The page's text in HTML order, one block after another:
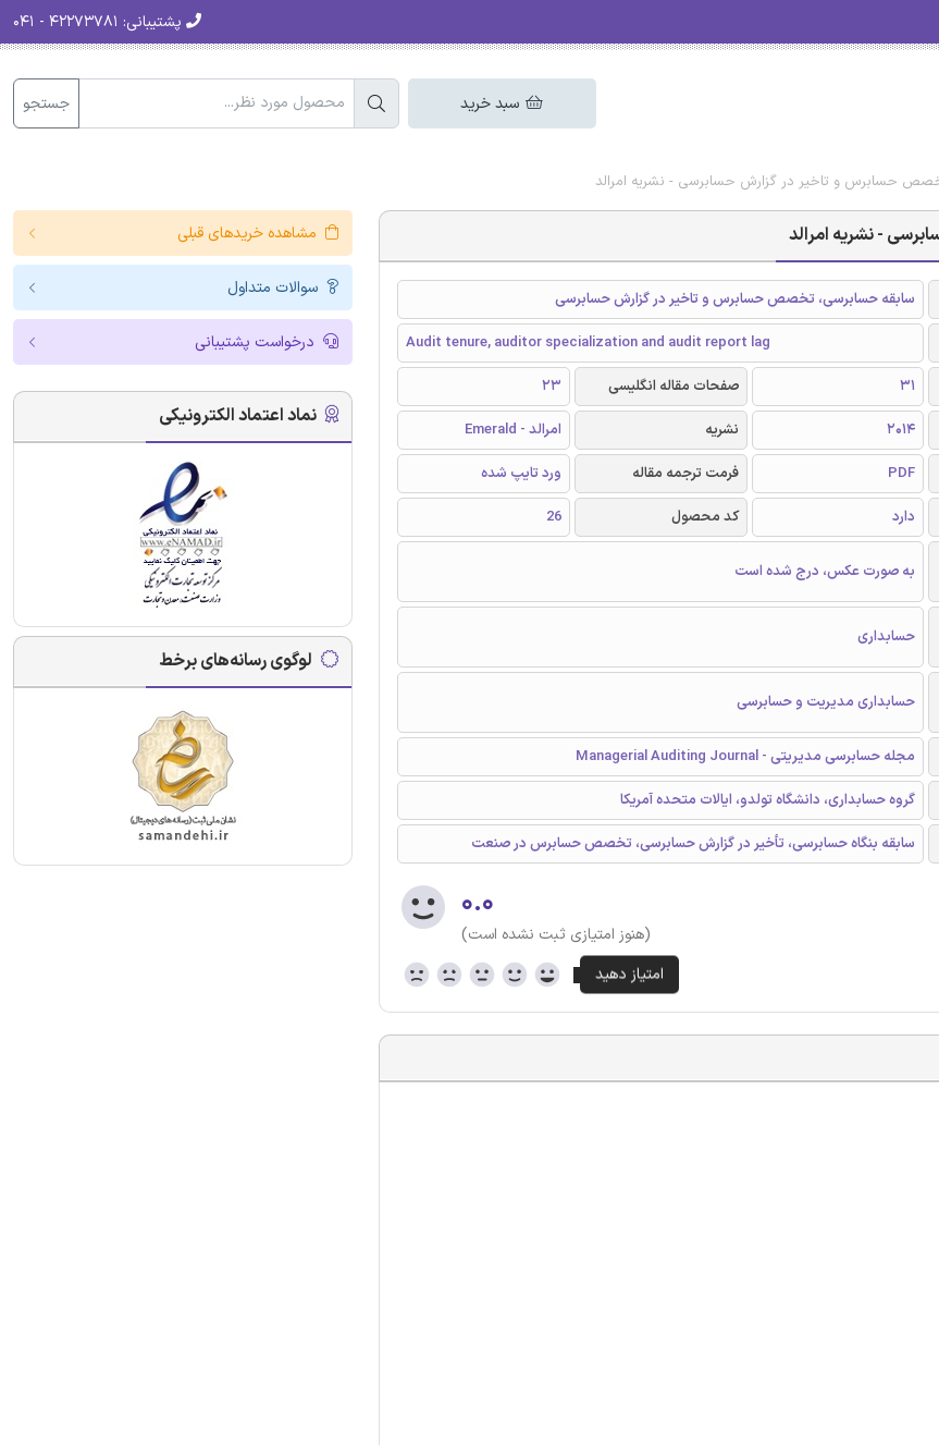
پشتیبانی:
سبد خرید جستجو
حسابرس و تاخیر در گزارش حسابرسی - نشریه امرالد
- نشریه امرالد
سابقه حسابرسی، تخصص حسابرس و تاخیر در گزارش حسابرسی
Audit tenure, auditor specialization and audit report lag
31 صفحات مقاله انگلیسی
23
2014 نشریه
امرالد - Emerald
PDF فرمت ترجمه مقاله
ورد تایپ شده
دارد کد محصول
26
به صورت عکس، درج شده است
حسابداری
حسابداری مدیریت و حسابرسی
مجله حسابرسی مديريتی - Managerial Auditing Journal
گروه حسابداری، دانشگاه تولدو، ایالات متحده آمریکا
سابقه بنگاه حسابرسی، تأخیر در گزارش حسابرسی، تخصص حسابرس در صنعت
۰.۰
(هنوز امتیازی ثبت نشده است)
مشاهده خریدهای قبلی
سوالات متداول
درخواست پشتیبانی
نماد اعتماد الکترونیکی
لوگوی رسانه‌های برخط